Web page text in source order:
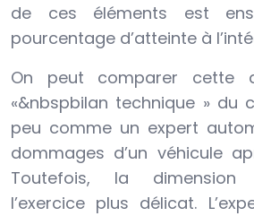
de ces éléments est
pourcentage d’atteinte à
On peut comparer cette
«&nbspbilan technique » du
peu comme un expert
dommages d’un véhicule
Toutefois, la dimension
l’exercice plus délicat.